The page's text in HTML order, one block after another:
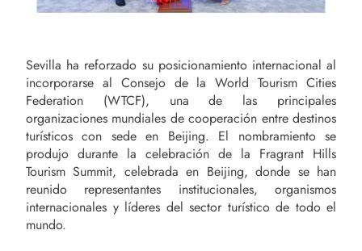
Sevilla ha reforzado su posicionamiento internacional al
incorporarse al Consejo de la World Tourism Cities
Federation (WTCF), una de las principales
organizaciones mundiales de cooperación entre destinos
turísticos con sede en Beijing. El nombramiento se
produjo durante la celebración de la Fragrant Hills
Tourism Summit, celebrada en Beijing, donde se han
reunido representantes institucionales, organismos
internacionales y líderes del sector turístico de todo el
mundo.